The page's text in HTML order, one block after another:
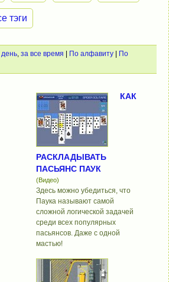
тэги
день, за все время По алфавиту
По
КАК
РАСКЛАДЫВАТЬ
ПАСЬЯНС ПАУК
(Видео)
Здесь можно убедиться, что
Паука называют самой
сложной логической задачей
среди всех популярных
пасьянсов. Даже с одной
мастью!